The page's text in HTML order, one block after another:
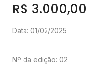
R$ 3.000,00
Data: 01/02/2025
Nº da edição: 02